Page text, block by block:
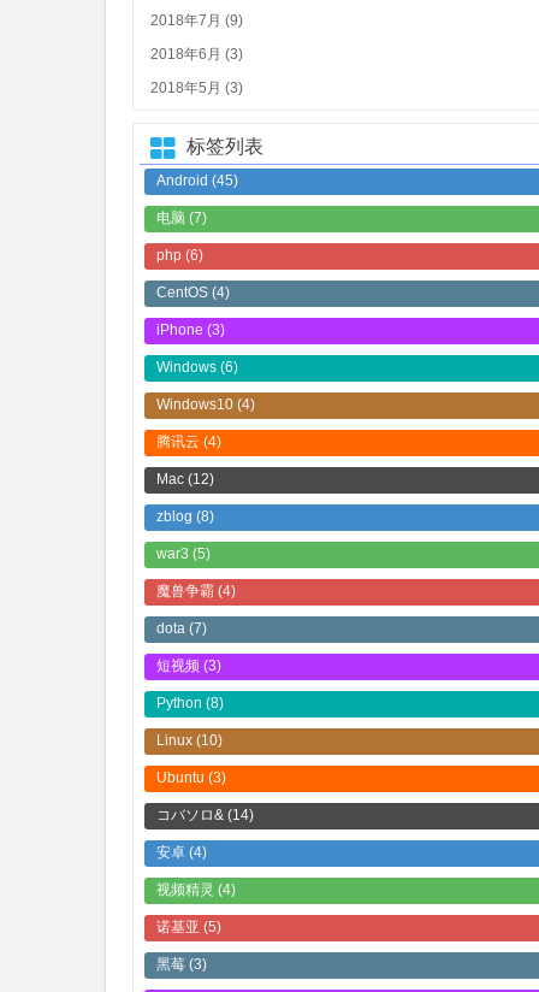
2018年7月 (9)
2018年6月 (3)
2018年5月 (3)
标签列表
Android (45)
电脑 (7)
php (6)
CentOS (4)
iPhone (3)
Windows (6)
Windows10 (4)
腾讯云 (4)
Mac (12)
zblog (8)
war3 (5)
魔兽争霸 (4)
dota (7)
短视频 (3)
Python (8)
Linux (10)
Ubuntu (3)
コバソロ& (14)
安卓 (4)
视频精灵 (4)
诺基亚 (5)
黑莓 (3)